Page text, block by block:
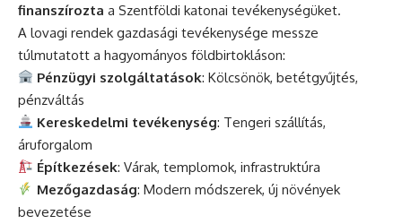
finanszírozta a Szentföldi katonai tevékenységüket.
A lovagi rendek gazdasági tevékenysége messze
túlmutatott a hagyományos földbirtokláson:
Pénzügyi szolgáltatások: Kölcsönök, betétgyűjtés,
pénzváltás
Kereskedelmi tevékenység: Tengeri szállítás,
áruforgalom
Építkezések: Várak, templomok, infrastruktúra
Mezőgazdaság: Modern módszerek, új növények
bevezetése